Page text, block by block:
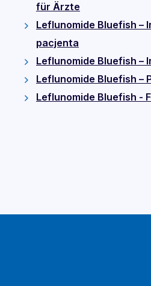
für Ärzte
Leflunomide Bluefish –
pacjenta
Leflunomide Bluefish –
Leflunomide Bluefish –
Leflunomide Bluefish -